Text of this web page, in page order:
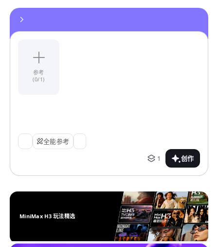
参考
(0/1)
全能参考
1
创作
MiniMax H3 玩法精选